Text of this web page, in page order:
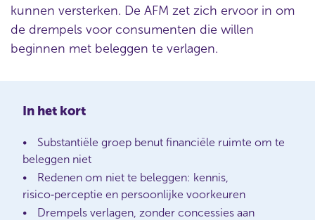
kunnen versterken. De AFM zet zich ervoor in om
de drempels voor consumenten die willen
beginnen met beleggen te verlagen.
In het kort
Substantiële groep benut financiële ruimte om te
beleggen niet
Redenen om niet te beleggen: kennis,
risico‑perceptie en persoonlijke voorkeuren
Drempels verlagen, zonder concessies aan